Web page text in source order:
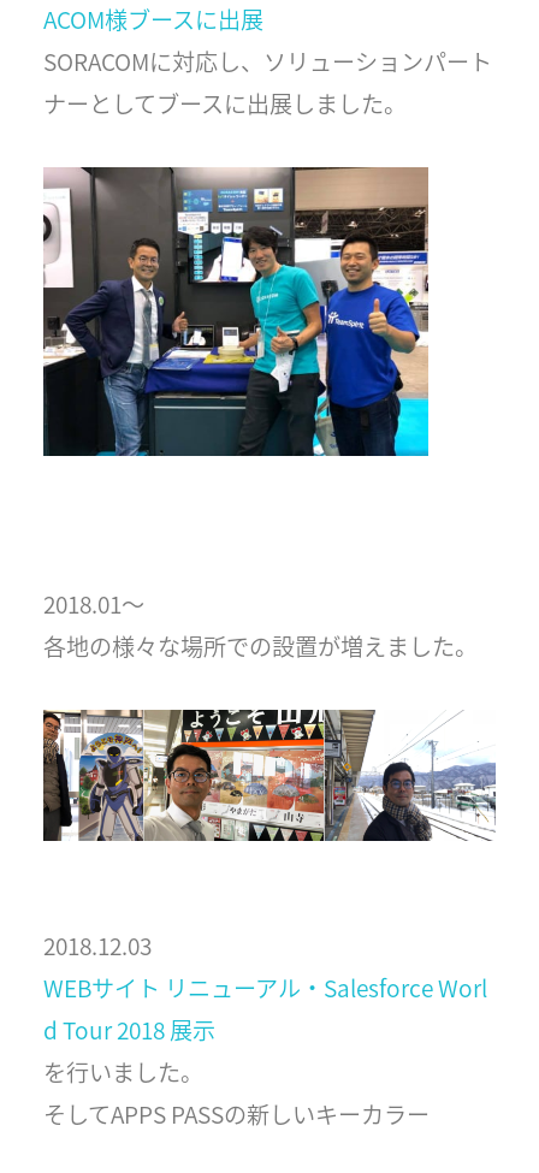
ACOM様ブースに出展
SORACOMに対応し、ソリューションパート
ナーとしてブースに出展しました。
2018.01〜
各地の様々な場所での設置が増えました。
2018.12.03
WEBサイト リニューアル・Salesforce Worl
d Tour 2018 展示
を行いました。
そしてAPPS PASSの新しいキーカラー